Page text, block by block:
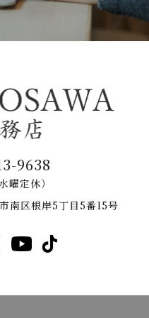
9638
定休）
南区根岸5丁目5番15号